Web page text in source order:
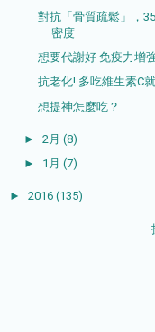
對抗「骨質疏鬆」，
密度
想要代謝好 免疫力增
抗老化! 多吃維生素C
想提神怎麼吃？
► 2月 (8)
► 1月 (7)
► 2016 (135)